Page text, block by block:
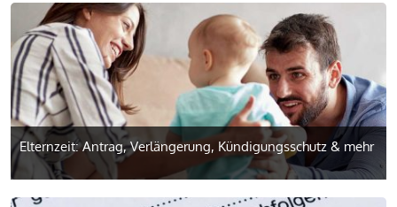
Elternzeit: Antrag, Verlängerung, Kündigungsschutz & mehr